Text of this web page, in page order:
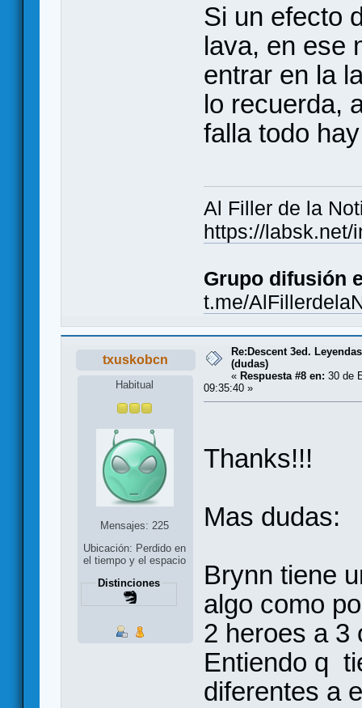
Si un efecto
lava, en ese
entrar en la
lo recuerda,
falla todo
Al Filler de la
https://labsk.net/
Grupo difusión
t.me/
txuskobcn
Habitual
Mensajes: 225
Ubicación: Perdido en
el tiempo y el espacio
Distinciones
Re:Descent 3ed.
(dudas)
« Respuesta #8 en: 30 de
09:35:40 »
Thanks!!!
Mas dudas:
Brynn tiene
algo como
2 heroes a 3
Entiendo q
diferentes a